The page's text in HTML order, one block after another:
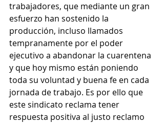
trabajadores, que mediante un gran
esfuerzo han sostenido la
producción, incluso llamados
tempranamente por el poder
ejecutivo a abandonar la cuarentena
y que hoy mismo están poniendo
toda su voluntad y buena fe en cada
jornada de trabajo. Es por ello que
este sindicato reclama tener
respuesta positiva al justo reclamo